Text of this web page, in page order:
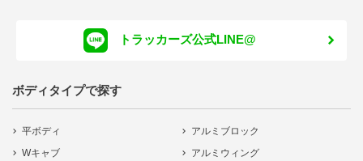
トラッカーズ公式LINE@
ボディタイプで探す
平ボディ
アルミブロック
Wキャブ
アルミウィング